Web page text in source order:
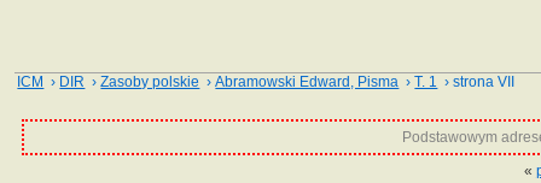
ICM › DIR ›Zasoby polskie ›Abramowski Edward, Pisma ›T. 1 › strona VII
Podstawowym
«